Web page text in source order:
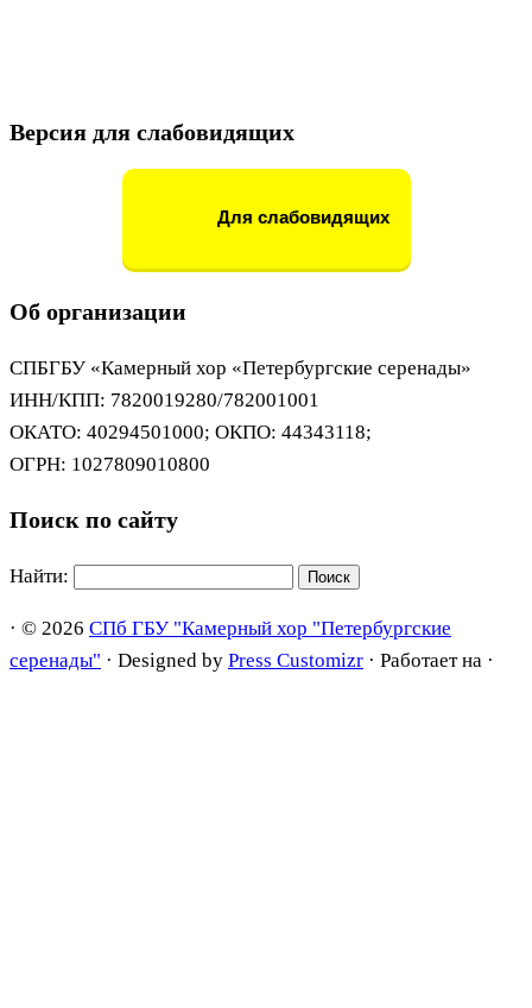
Версия для слабовидящих
Для слабовидящих
Об организации
СПБГБУ «Камерный хор «Петербургские серенады»
ИНН/КПП: 7820019280/782001001
ОКАТО: 40294501000; ОКПО: 44343118;
ОГРН: 1027809010800
Поиск по сайту
Найти:
· © 2026 СПб ГБУ "Камерный хор "Петербургские
серенады" · Designed by Press Customizr · Работает на ·